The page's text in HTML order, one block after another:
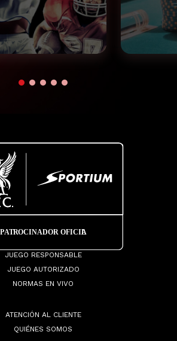
JUEGO RESPONSABLE
JUEGO AUTORIZADO
NORMAS EN VIVO
ATENCIÓN AL CLIENTE
QUIÉNES SOMOS